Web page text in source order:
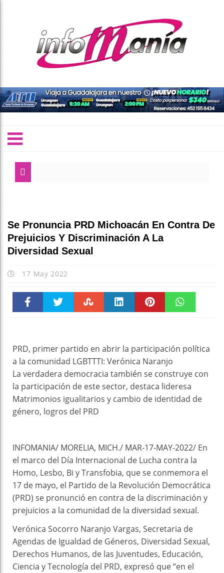
Se Pronuncia PRD Michoacán En Contra De
Prejuicios Y Discriminación A La
Diversidad Sexual
17 May 2022
PRD, primer partido en abrir la participación política
a la comunidad LGBTTTI: Verónica Naranjo
La verdadera democracia también se construye con
la participación de este sector, destaca lideresa
Matrimonios igualitarios y cambio de identidad de
género, logros del PRD
INFOMANIA/ MORELIA, MICH./ MAR-17-MAY-2022/ En
el marco del Día Internacional de Lucha contra la
Homo, Lesbo, Bi y Transfobia, que se conmemora el
17 de mayo, el Partido de la Revolución Democrática
(PRD) se pronunció en contra de la discriminación y
prejuicios a la comunidad de la diversidad sexual.
Verónica Socorro Naranjo Vargas, Secretaria de
Agendas de Igualdad de Géneros, Diversidad Sexual,
Derechos Humanos, de las Juventudes, Educación,
Ciencia y Tecnología del PRD, expresó que “en el